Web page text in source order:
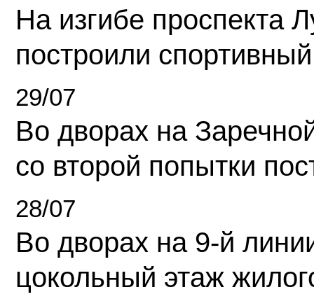
На изгибе проспекта
построили
29/07
Во дворах на
со второй попытки
28/07
Во дворах на 9-й
цокольный этаж